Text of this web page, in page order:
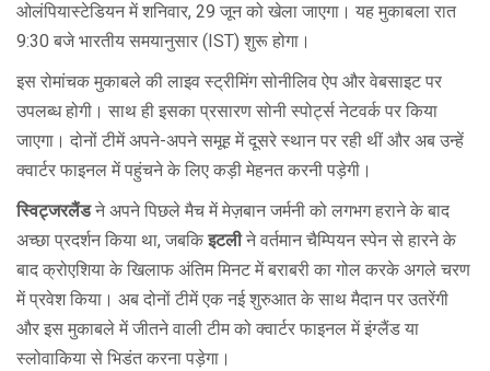
ओलंपियास्टेडियन में शनिवार, 29 जून को खेला जाएगा। यह मुकाबला रात
9:30 बजे भारतीय समयानुसार (IST) शुरू होगा।
इस रोमांचक मुकाबले की लाइव स्ट्रीमिंग सोनीलिव ऐप और वेबसाइट पर
उपलब्ध होगी। साथ ही इसका प्रसारण सोनी स्पोर्ट्स नेटवर्क पर किया
जाएगा। दोनों टीमें अपने-अपने समूह में दूसरे स्थान पर रही थीं और अब उन्हें
क्वार्टर फाइनल में पहुंचने के लिए कड़ी मेहनत करनी पड़ेगी।
स्विट्जरलैंडने अपने पिछले मैच में मेज़बान जर्मनी को लगभग हराने के बाद
अच्छा प्रदर्शन किया था, जबकिइटलीने वर्तमान चैम्पियन स्पेन से हारने के
बाद क्रोएशिया के खिलाफ अंतिम मिनट में बराबरी का गोल करके अगले चरण
में प्रवेश किया। अब दोनों टीमें एक नई शुरुआत के साथ मैदान पर उतरेंगी
और इस मुकाबले में जीतने वाली टीम को क्वार्टर फाइनल में इंग्लैंड या
स्लोवाकिया से भिडंत करना पड़ेगा।